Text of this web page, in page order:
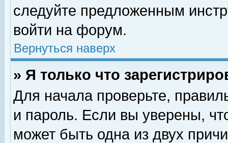
следуйте предложенным
войти на форум.
Вернуться наверх
» Я только что
Для начала проверьте,
и пароль. Если вы уверены,
может быть одна из двух